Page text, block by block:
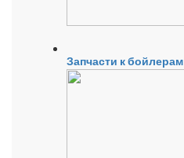
Запчасти к бойлерам